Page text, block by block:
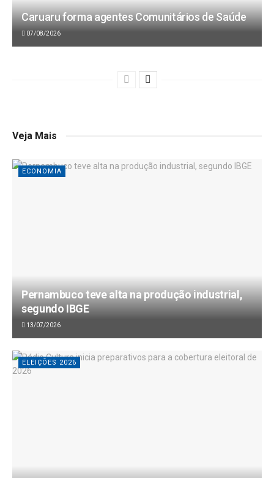
Caruaru forma agentes Comunitários de Saúde
07/08/2026
Veja Mais
ECONOMIA
Pernambuco teve alta na produção industrial,
segundo IBGE
13/07/2026
ELEIÇÕES 2026